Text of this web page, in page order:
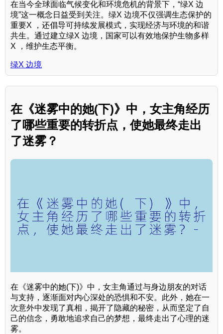
在当今全球面临气候变化和环境危机的背景下，“绿X 边
境”这一概念日益受到关注。绿X 边境不仅强调生态保护的
重要X ，还倡导可持续发展模式，实现经济与环境的和谐
共生。通过建立绿X 边境，国家可以有效地保护生物多样
X ，维护生态平衡。
绿X 边境
在《迷雾中的她(下)》中，女主角经历
了哪些重要的转折点，使她最终走出
了迷雾？
在《迷雾中的她(下)》中，女主角通过与身边朋友的对话
与支持，逐渐面对内心深处的恐惧和不安。此外，她在一
次意外中发现了真相，揭开了隐藏的秘密，从而坚定了自
己的信念，勇敢地追求自己的梦想，最终走出了心理的迷
雾。